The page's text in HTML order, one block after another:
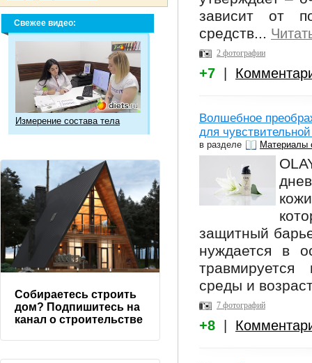
зависит от
средств...
2 фотографии
+7
Волшебное
для
в разделе Материалы
защитный
нуждается в
среды и
7 фотографий
+8
Свежее видео:
Измерение состава тела
Собираетесь строить
дом? Подпишитесь на
канал о строительстве